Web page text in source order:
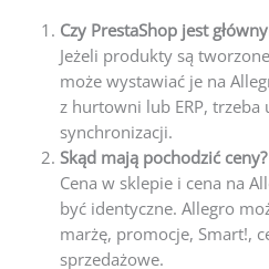
Czy PrestaShop jest
Jeżeli produkty są
może wystawiać je na
z hurtowni lub ERP,
synchronizacji.
Skąd mają pochodzić ceny?
Cena w sklepie i cena na
być identyczne. Allegro
marżę, promocje, Smart!,
sprzedażowe.